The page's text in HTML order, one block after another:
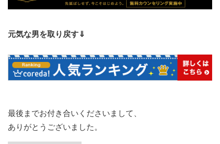
元気な男を取り戻す⇓
最後までお付き合いくださいまして、
ありがとうございました。